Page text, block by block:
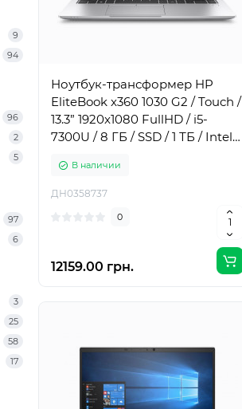
9
94
96
2
5
97
6
3
25
58
17
Ноутбук-трансформер HP
EliteBook x360 1030 G2 / Touch /
13.3” 1920x1080 FullHD / i5-
7300U / 8 ГБ / SSD / 1 ТБ / Intel
В наличии
ДН0358737
0
12159.00 грн.